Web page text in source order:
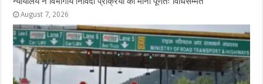
August 7, 2026